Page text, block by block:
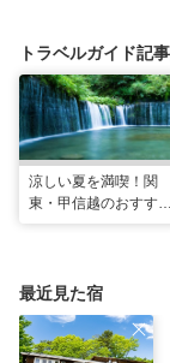
トラベルガイド記事
涼しい夏を満喫！関
東・甲信越のおすすめ
最近見た宿